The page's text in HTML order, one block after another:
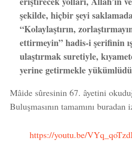
şekilde, hiçbir şeyi
“Kolaylaştırın,
ettirmeyin” hadis-i şerifinin
ulaştırmak suretiyle,
yerine getirmekle
Mâide sûresinin 67. âyetini
Buluşmasının tamamını
https://youtu.be/